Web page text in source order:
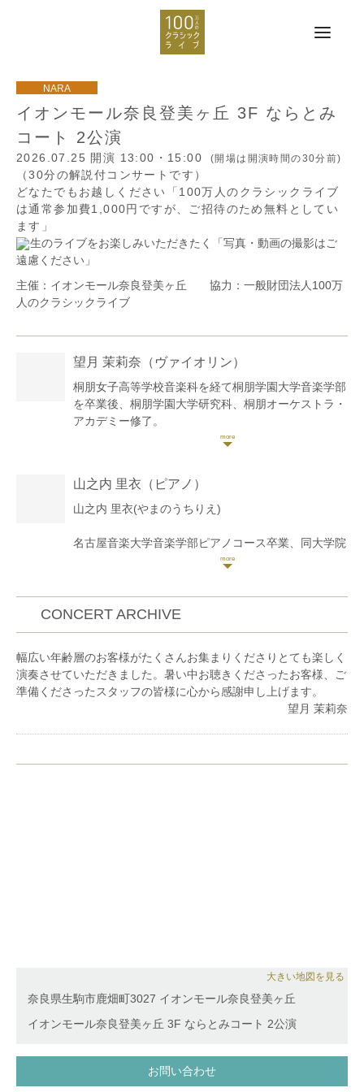
イオンモール奈良登美ヶ丘 3F ならとみ
コート 2公演
2026.07.25 開演 13:00・15:00 (開場は開演時間の30分前)
（30分の解説付コンサートです）
どなたでもお越しください「100万人のクラシックライブ
は通常参加費1,000円ですが、ご招待のため無料としてい
ます」
生のライブをお楽しみいただきたく「写真・動画の撮影はご
遠慮ください」
主催：イオンモール奈良登美ヶ丘 協力：一般財団法人100万
人のクラシックライブ
望月 茉莉奈 （ヴァイオリン）
桐朋女子高等学校音楽科を経て桐朋学園大学音楽学部
を卒業後、桐朋学園大学研究科、桐朋オーケストラ・
アカデミー修了。
日本クラシック音楽コンクール好演賞受賞。横浜国際
出演。
国内外多数の演奏家、団体と共演している。
ルハーモニーオーケストラとコンチェルトを共演。
これまでにヴァイオリンを小田幸子、石井志都子、小
各師に師事。
チ、ミュージックステーション等のTV出演、アーテ
ィストサポートやレコーディング、ホテルでのディナ
ーショーを担う等、その活動は多岐に渡る。
山之内 里衣 （ピアノ）
山之内 里衣(やまのうちりえ)
名古屋音楽大学音楽学部ピアノコース卒業、同大学院
音楽研究科器楽専攻修士課程修了。
演し、在学中にセントラル愛知交響楽団との共演を果
たす。
in ASIAなど、様々なコンクールでの受賞歴を持ち、
卒業後は式典演奏やパーティーでの演奏の他、自身の
ソロリサイタルの開催、コンサートの主催・企画を行
ーラ名古屋のランドクルーザーのイメージモデルな
CONCERT ARCHIVE
幅広い年齢層のお客様がたくさんお集まりくださりとても楽しく
演奏させていただきました。暑い中お聴きくださったお客様、ご
準備くださったスタッフの皆様に心から感謝申し上げます。
望月 茉莉奈
大きい地図を見る
奈良県生駒市鹿畑町3027 イオンモール奈良登美ヶ丘
イオンモール奈良登美ヶ丘 3F ならとみコート 2公演
お問い合わせ